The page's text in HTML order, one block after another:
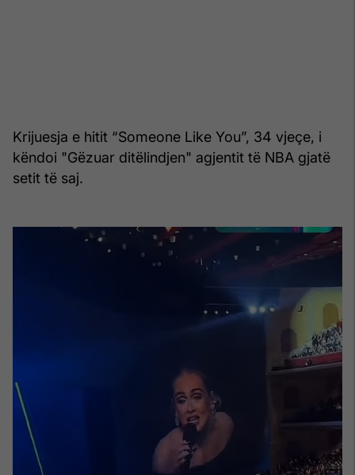
Krijuesja e hitit “Someone Like You”, 34 vjeçe, i
këndoi "Gëzuar ditëlindjen" agjentit të NBA gjatë
setit të saj.